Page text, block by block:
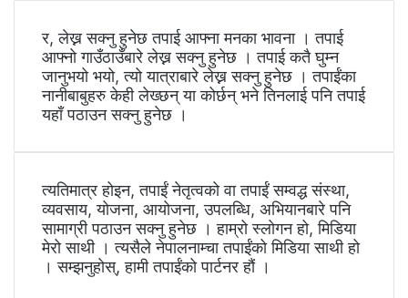
र, लेख्न सक्नु हुनेछ तपाई आफ्ना मनका भावना । तपाई
आफ्नो गाउँठाउँबारे लेख्न सक्नु हुनेछ । तपाई कतै घुम्न
जानुभयो भयो, त्यो यात्राबारे लेख्न सक्नु हुनेछ । तपाईंका
नानीबाबुहरु केही लेख्छन् या कोर्छन् भने तिनलाई पनि तपाई
यहाँ पठाउन सक्नु हुनेछ ।
त्यतिमात्र होइन, तपाईं नेतृत्वको वा तपाईं सम्वद्ध संस्था,
व्यवसाय, योजना, आयोजना, उपलब्धि, अभियानबारे पनि
सामाग्री पठाउन सक्नु हुनेछ । हाम्रो स्लोगन हो, मिडिया
मेरो साथी । त्यसैले नेपालनाम्चा तपाईंको मिडिया साथी हो
। सम्झनुहोस्, हामी तपाईंको पार्टनर हौं ।